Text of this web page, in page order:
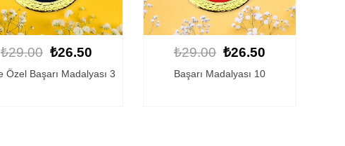
₺29.00 ₺26.50
Başarı Madalyası 10
₺29.00 ₺26.50
Kişiye Özel Başarı Madalyası 9